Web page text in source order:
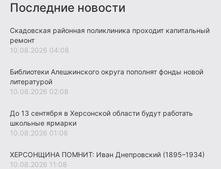
Последние новости
Скадовская районная поликлиника проходит капитальный
ремонт
10.08.2026 04:08
Библиотеки Алешкинского округа пополнят фонды новой
литературой
10.08.2026 02:08
До 13 сентября в Херсонской области будут работать
школьные ярмарки
10.08.2026 01:08
ХЕРСОНЩИНА ПОМНИТ: Иван Днепровский (1895–1934)
10.08.2026 11:08